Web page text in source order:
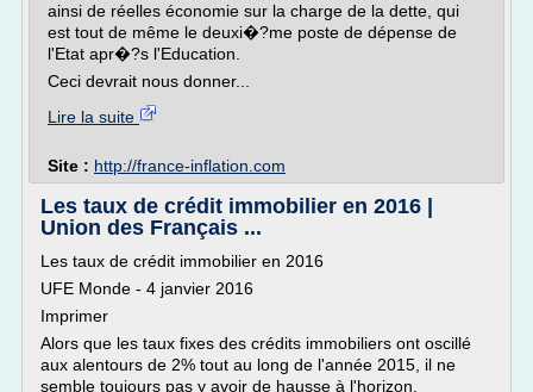
ainsi de réelles économie sur la charge de la dette, qui
est tout de même le deuxi�?me poste de dépense de
l'Etat apr�?s l'Education.
Ceci devrait nous donner...
Lire la suite
Site : http://france-inflation.com
Les taux de crédit immobilier en 2016 |
Union des Français ...
Les taux de crédit immobilier en 2016
UFE Monde - 4 janvier 2016
Imprimer
Alors que les taux fixes des crédits immobiliers ont oscillé
aux alentours de 2% tout au long de l'année 2015, il ne
semble toujours pas y avoir de hausse à l'horizon.